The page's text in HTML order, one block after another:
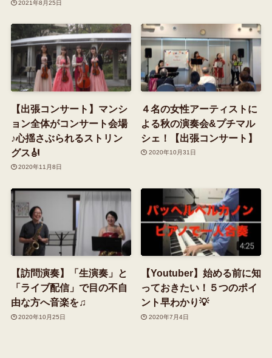
2021年8月25日
【出張コンサート】マンシ
ョン全体がコンサート会場
♪心揺さぶられるストリン
グス🎻
2020年11月8日
４名の女性アーティストに
よる秋の演奏会&プチマル
シェ！【出張コンサート】
2020年10月31日
【訪問演奏】「生演奏」と
「ライブ配信」で目の不自
由な方へ音楽を♫
2020年10月25日
【Youtuber】始める前に知
っておきたい！５つのポイ
ント早わかり💡
2020年7月4日